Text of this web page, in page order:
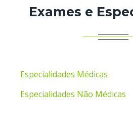
Exames e
Especialidades Médicas
Especialidades Não Médicas